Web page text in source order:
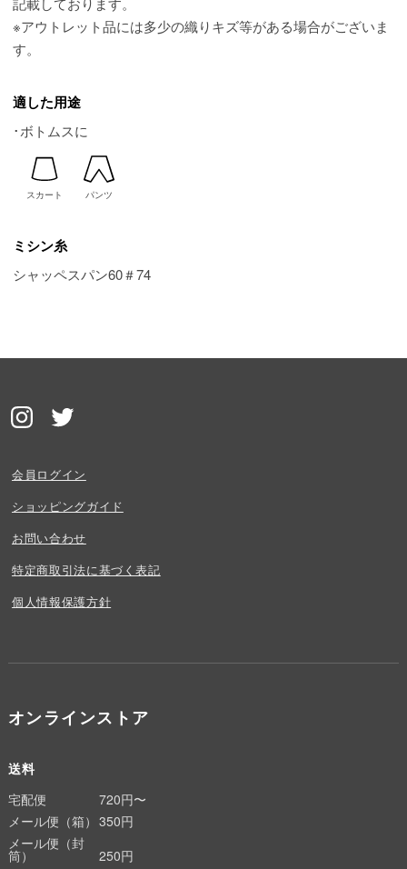
※アウトレット品には多少の織りキズ等がある場合がございま
す。
適した用途
･ボトムスに
スカート パンツ
ミシン糸
シャッペスパン60＃74
会員ログイン
ショッピングガイド
お問い合わせ
特定商取引法に基づく表記
個人情報保護方針
オンラインストア
送料
宅配便
720円〜
メール便（箱） 350円
メール便（封
筒）
250円